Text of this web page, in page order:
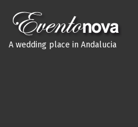
A wedding place in Andalucia